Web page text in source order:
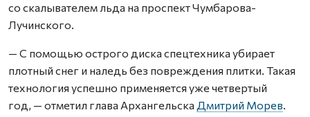
со скалывателем льда на проспект Чумбарова-
Лучинского.
— С помощью острого диска спецтехника убирает
плотный снег и наледь без повреждения плитки. Такая
технология успешно применяется уже четвертый
год, — отметил глава Архангельска Дмитрий Морев.